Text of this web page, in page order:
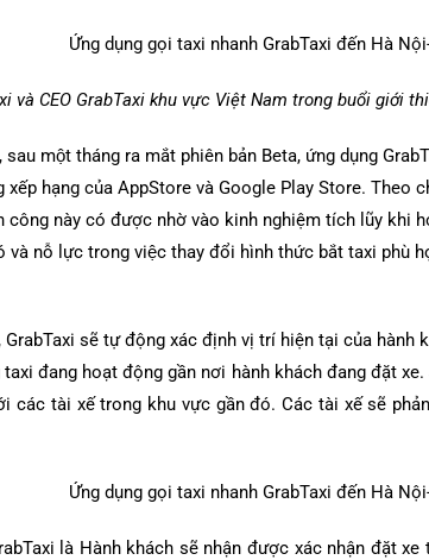
và CEO GrabTaxi khu vực Việt Nam trong buổi giới
một tháng ra mắt phiên bản Beta, ứng dụng
hạng của AppStore và Google Play Store. Theo
công này có được nhờ vào kinh nghiệm tích lũy khi
và nỗ lực trong việc thay đổi hình thức bắt taxi phù
sẽ tự động xác định vị trí hiện tại của hành
đang hoạt động gần nơi hành khách đang đặt
các tài xế trong khu vực gần đó. Các tài xế sẽ
là Hành khách sẽ nhận được xác nhận đặt